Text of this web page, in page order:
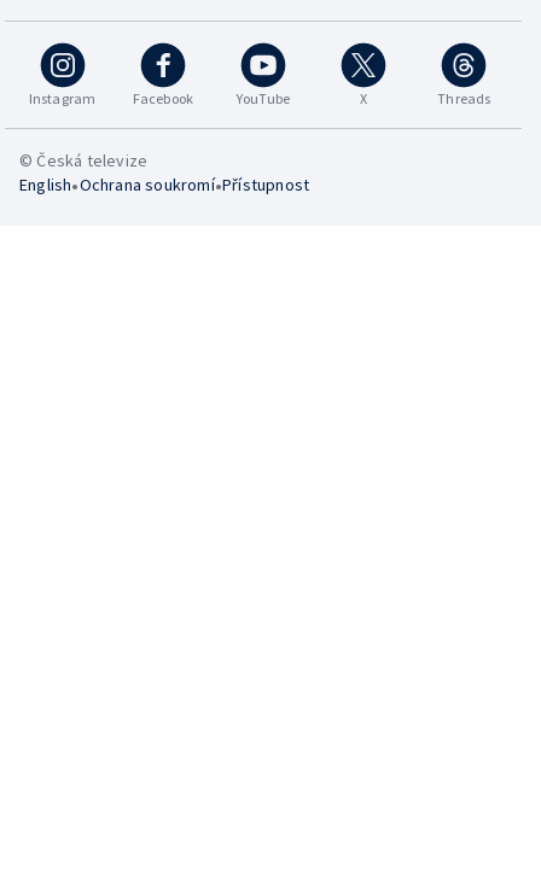
Instagram Facebook YouTube X Threads
© Česká televize
English•Ochrana soukromí•Přístupnost